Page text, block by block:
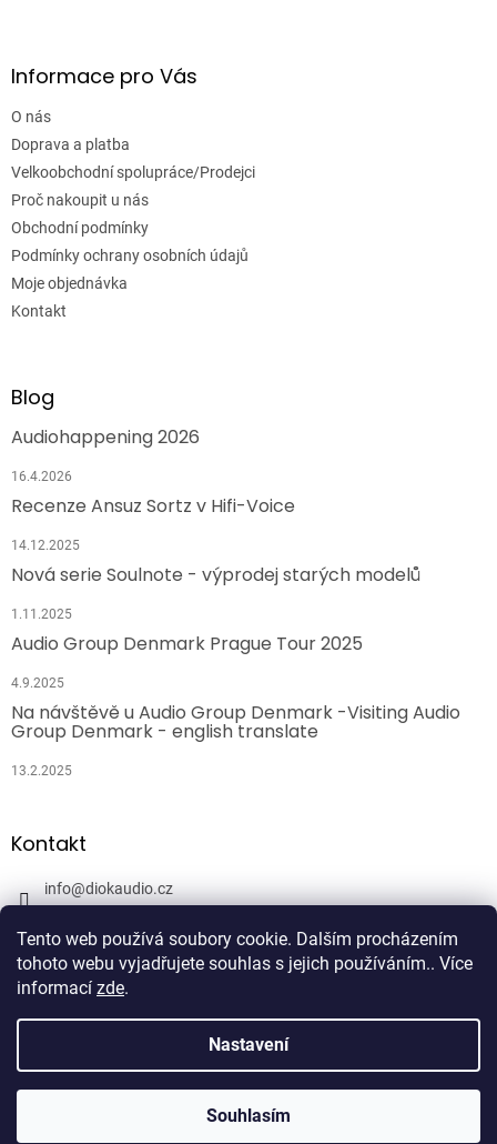
Tento web používá soubory cookie. Dalším procházením
tohoto webu vyjadřujete souhlas s jejich používáním.. Více
informací zde.
Nastavení
Souhlasím
Informace pro Vás
O nás
Doprava a platba
Velkoobchodní spolupráce/Prodejci
Proč nakoupit u nás
Obchodní podmínky
Podmínky ochrany osobních údajů
Moje objednávka
Kontakt
Blog
Audiohappening 2026
16.4.2026
Recenze Ansuz Sortz v Hifi-Voice
14.12.2025
Nová serie Soulnote - výprodej starých modelů
1.11.2025
Audio Group Denmark Prague Tour 2025
4.9.2025
Na návštěvě u Audio Group Denmark -Visiting Audio
Group Denmark - english translate
13.2.2025
Kontakt
info@diokaudio.cz
DiokAudio.cz - Hifi Studio Pánský Dvůr
Vytvořil Shoptet
DiokAudio.cz. Všechna práva vyhrazena.